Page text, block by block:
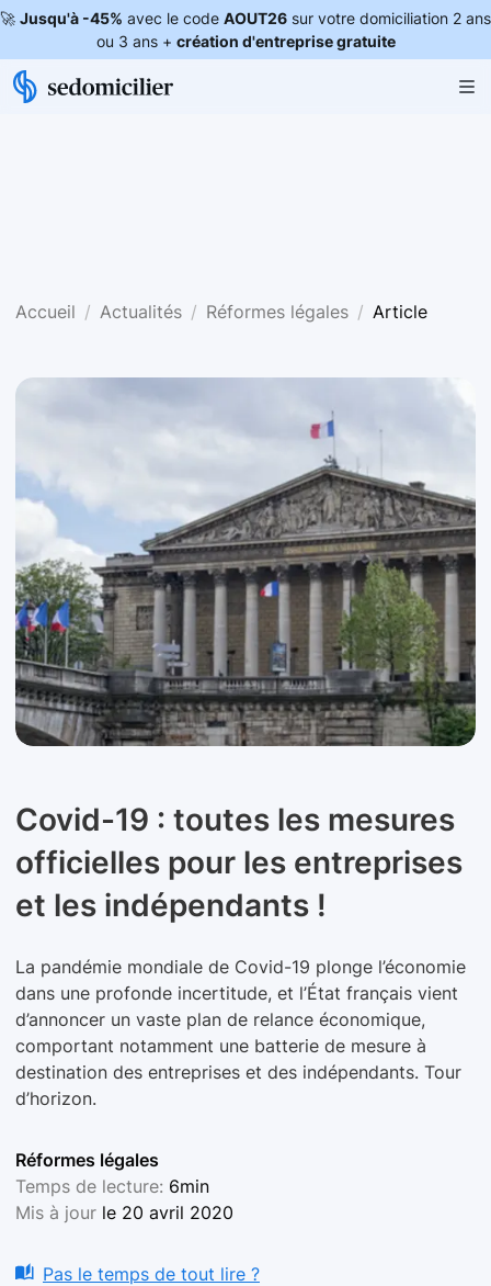
🚀 Jusqu'à -45% avec le code AOUT26 sur votre domiciliation 2 ans
ou 3 ans + création d'entreprise gratuite
Accueil Actualités Réformes légales Article
Covid-19 : toutes les mesures
officielles pour les entreprises
et les indépendants !
La pandémie mondiale de Covid-19 plonge l’économie
dans une profonde incertitude, et l’État français vient
d’annoncer un vaste plan de relance économique,
comportant notamment une batterie de mesure à
destination des entreprises et des indépendants. Tour
d’horizon.
Réformes légales
Temps de lecture: 6min
Mis à jour le 20 avril 2020
Pas le temps de tout lire ?